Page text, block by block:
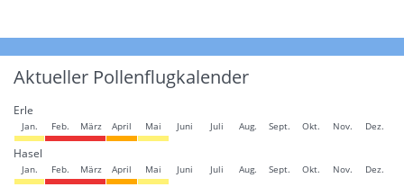
Aktueller Pollenflugkalender
Erle
Jan. Feb. März April Mai Juni Juli Aug. Sept. Okt. Nov. Dez.
Hasel
Jan. Feb. März April Mai Juni Juli Aug. Sept. Okt. Nov. Dez.